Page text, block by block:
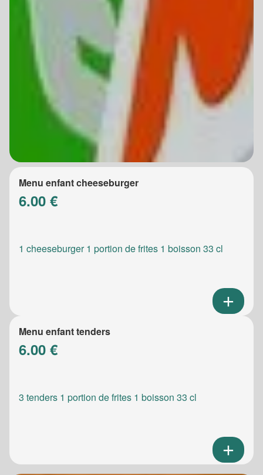
Menu enfant cheeseburger
6.00 €
1 cheeseburger 1 portion de frites 1 boisson 33 cl
Menu enfant tenders
6.00 €
3 tenders 1 portion de frites 1 boisson 33 cl